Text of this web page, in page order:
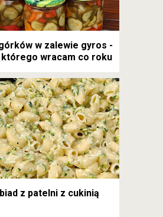
w zalewie gyros -
wracam co roku
z patelni z cukinią